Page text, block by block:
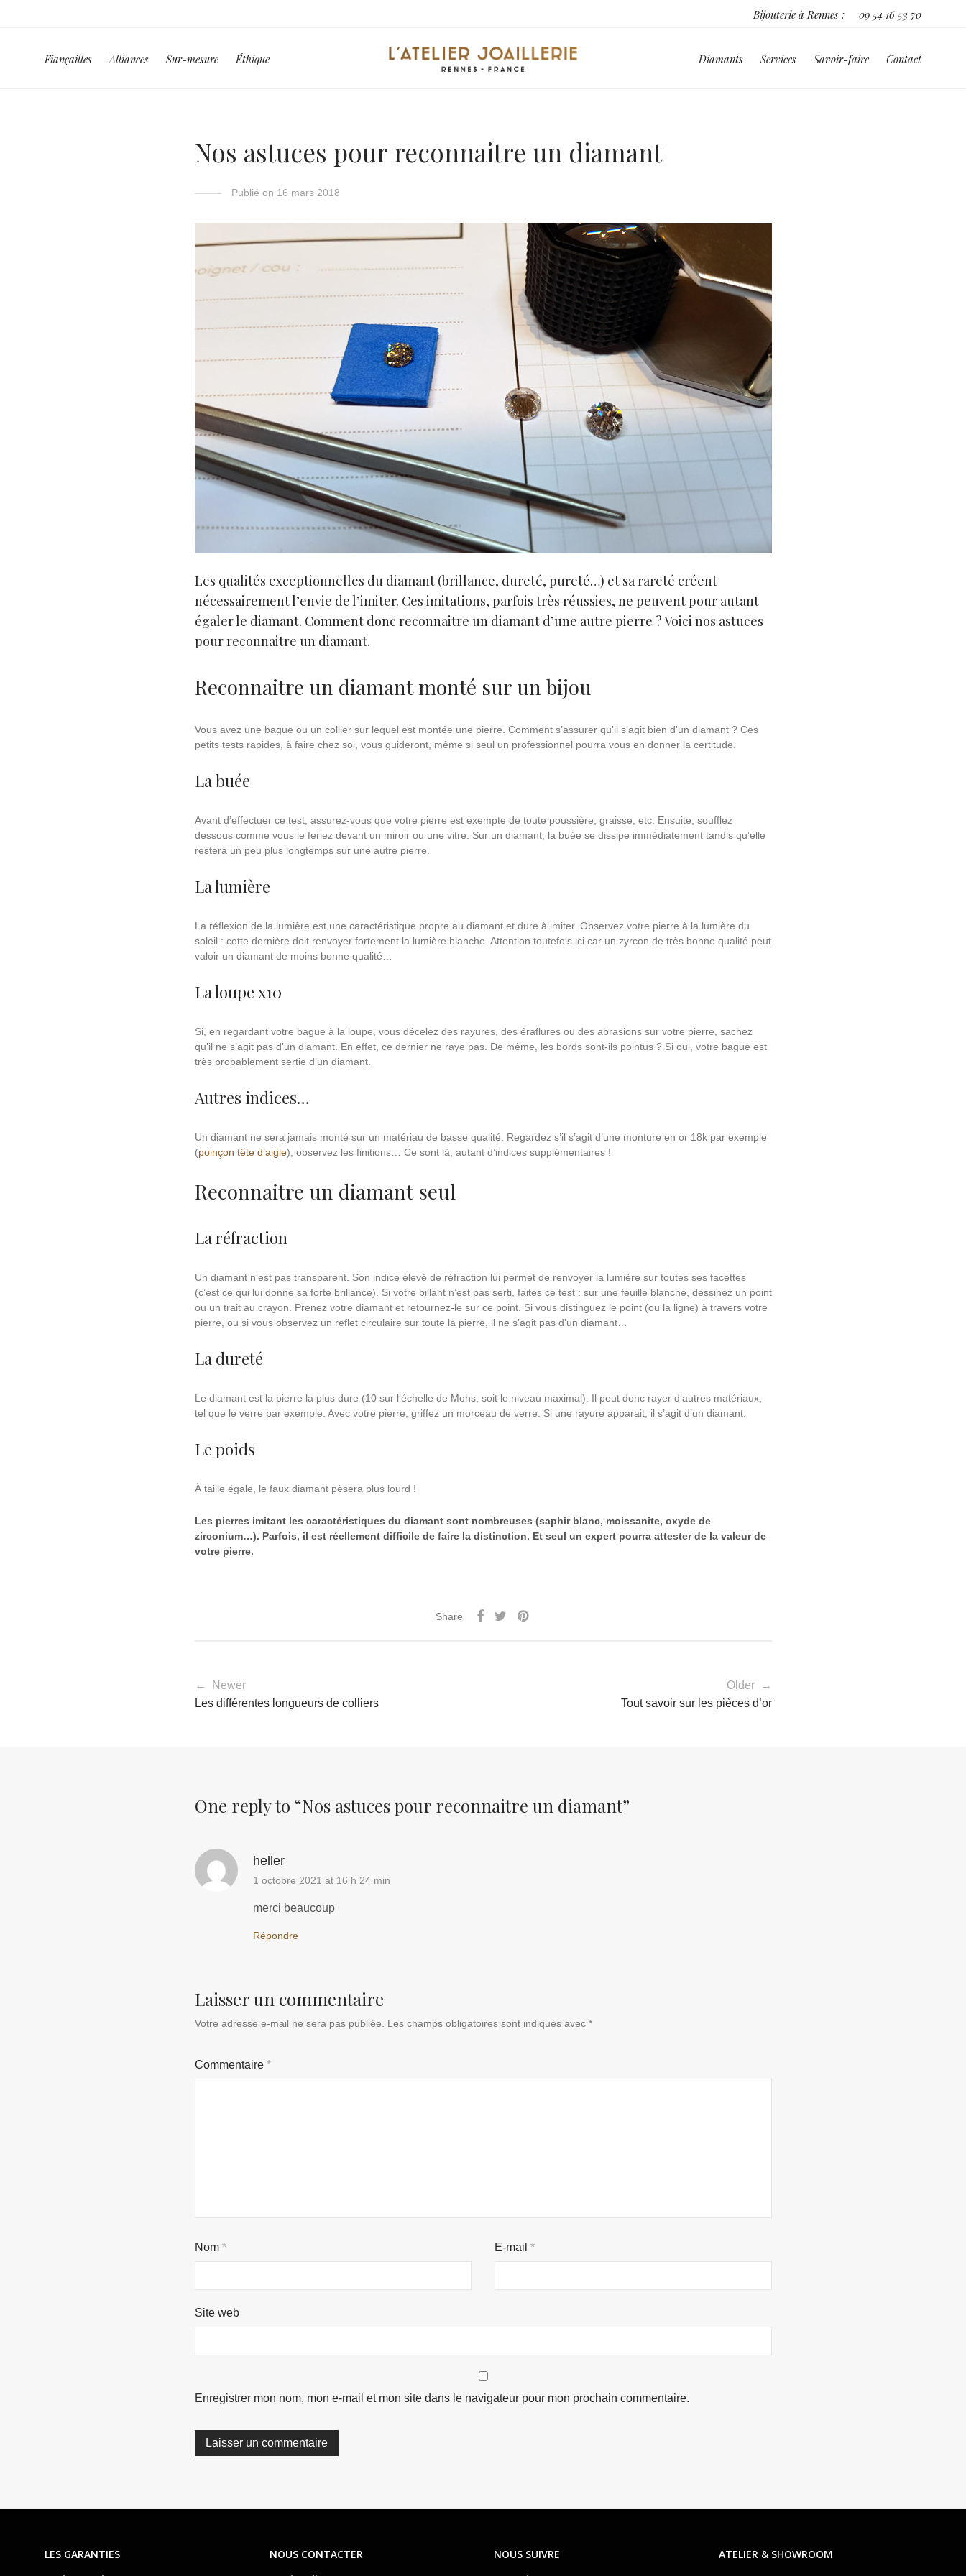
Bijouterie à Rennes : 09 54 16 53 70
Fiançailles Alliances Sur-mesure Éthique Diamants Services Savoir-faire Contact
Nos astuces pour reconnaitre un diamant
Publié on 16 mars 2018
Les qualités exceptionnelles du diamant (brillance, dureté, pureté…) et sa rareté créent
nécessairement l’envie de l’imiter. Ces imitations, parfois très réussies, ne peuvent pour autant
égaler le diamant. Comment donc reconnaitre un diamant d’une autre pierre ? Voici nos astuces
pour reconnaitre un diamant.
Reconnaitre un diamant monté sur un bijou
Vous avez une bague ou un collier sur lequel est montée une pierre. Comment s’assurer qu’il s’agit bien d’un diamant ? Ces
petits tests rapides, à faire chez soi, vous guideront, même si seul un professionnel pourra vous en donner la certitude.
La buée
Avant d’effectuer ce test, assurez-vous que votre pierre est exempte de toute poussière, graisse, etc. Ensuite, soufflez
dessous comme vous le feriez devant un miroir ou une vitre. Sur un diamant, la buée se dissipe immédiatement tandis qu’elle
restera un peu plus longtemps sur une autre pierre.
La lumière
La réflexion de la lumière est une caractéristique propre au diamant et dure à imiter. Observez votre pierre à la lumière du
soleil : cette dernière doit renvoyer fortement la lumière blanche. Attention toutefois ici car un zyrcon de très bonne qualité peut
valoir un diamant de moins bonne qualité…
La loupe x10
Si, en regardant votre bague à la loupe, vous décelez des rayures, des éraflures ou des abrasions sur votre pierre, sachez
qu’il ne s’agit pas d’un diamant. En effet, ce dernier ne raye pas. De même, les bords sont-ils pointus ? Si oui, votre bague est
très probablement sertie d’un diamant.
Autres indices…
Un diamant ne sera jamais monté sur un matériau de basse qualité. Regardez s’il s’agit d’une monture en or 18k par exemple
(poinçon tête d’aigle), observez les finitions… Ce sont là, autant d’indices supplémentaires !
Reconnaitre un diamant seul
La réfraction
Un diamant n’est pas transparent. Son indice élevé de réfraction lui permet de renvoyer la lumière sur toutes ses facettes
(c’est ce qui lui donne sa forte brillance). Si votre billant n’est pas serti, faites ce test : sur une feuille blanche, dessinez un point
ou un trait au crayon. Prenez votre diamant et retournez-le sur ce point. Si vous distinguez le point (ou la ligne) à travers votre
pierre, ou si vous observez un reflet circulaire sur toute la pierre, il ne s’agit pas d’un diamant…
La dureté
Le diamant est la pierre la plus dure (10 sur l’échelle de Mohs, soit le niveau maximal). Il peut donc rayer d’autres matériaux,
tel que le verre par exemple. Avec votre pierre, griffez un morceau de verre. Si une rayure apparait, il s’agit d’un diamant.
Le poids
À taille égale, le faux diamant pèsera plus lourd !
Les pierres imitant les caractéristiques du diamant sont nombreuses (saphir blanc, moissanite, oxyde de
zirconium…). Parfois, il est réellement difficile de faire la distinction. Et seul un expert pourra attester de la valeur de
votre pierre.
Share
← Newer
Les différentes longueurs de colliers
Older →
Tout savoir sur les pièces d’or
One reply to “Nos astuces pour reconnaitre un diamant”
heller
1 octobre 2021 at 16 h 24 min
merci beaucoup
Répondre
Laisser un commentaire
Votre adresse e-mail ne sera pas publiée. Les champs obligatoires sont indiqués avec *
Commentaire *
Nom * E-mail*
Site web
Enregistrer mon nom, mon e-mail et mon site dans le navigateur pour mon prochain commentaire.
LES GARANTIES NOUS CONTACTER NOUS SUIVRE ATELIER & SHOWROOM